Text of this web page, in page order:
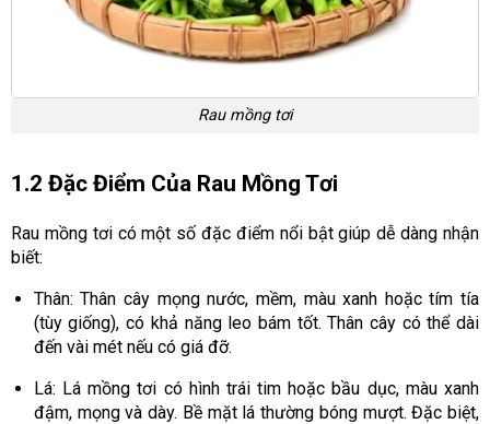
Rau mồng tơi
1.2 Đặc Điểm Của Rau Mồng Tơi
Rau mồng tơi có một số đặc điểm nổi bật giúp dễ dàng nhận
biết:
Thân: Thân cây mọng nước, mềm, màu xanh hoặc tím tía
(tùy giống), có khả năng leo bám tốt. Thân cây có thể dài
đến vài mét nếu có giá đỡ.
Lá: Lá mồng tơi có hình trái tim hoặc bầu dục, màu xanh
đậm, mọng và dày. Bề mặt lá thường bóng mượt. Đặc biệt,